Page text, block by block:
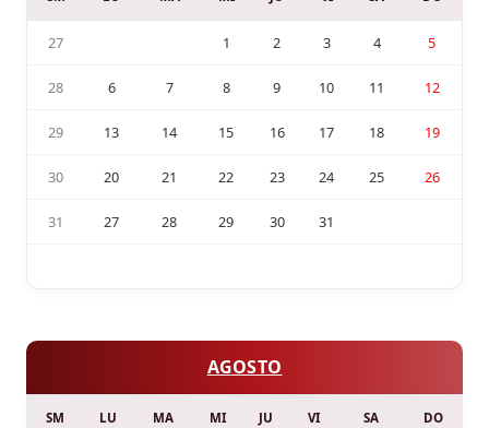
27 1 2 3 4 5
28 6 7 8 9 10 11 12
29 13 14 15 16 17 18 19
30 20 21 22 23 24 25 26
31 27 28 29 30 31
AGOSTO
SM LU MA MI JU VI SA DO